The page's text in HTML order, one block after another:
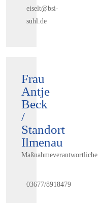
eiselt@bsi-
suhl.de
Frau
Antje
Beck
/
Standort
Ilmenau
Maßnahmeverantwortliche
03677/8918479